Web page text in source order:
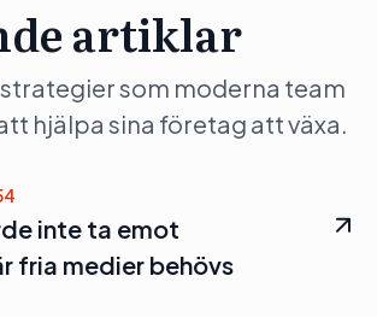
artiklar
som moderna team
hjälpa sina företag att växa.
inte ta emot
fria medier behövs